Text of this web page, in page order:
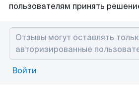
пользователям принять
Войти